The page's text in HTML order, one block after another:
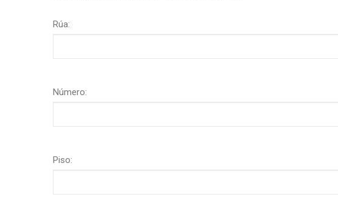
Rúa:
Número:
Piso: